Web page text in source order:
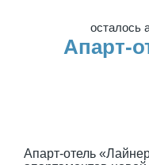
осталось
Апарт-
Апарт-отель